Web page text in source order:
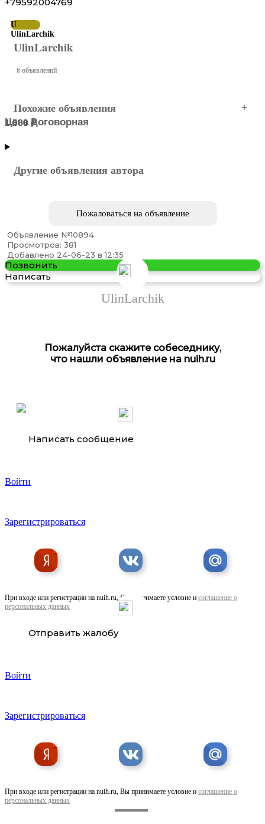
U
UlinLarchik
UlinLarchik
8 объявлений
Похожие объявления
Изделия ручной работы по индивидуальному ...
1 500 ₽
Цена договорная
1 500 ₽
Изделия ручной работы по индивидуальному ...
1 500 ₽
1 000 ₽
Другие объявления автора
Пожаловаться на объявление
Объявление №10894
Просмотров: 381
Добавлено 24-06-23 в 12:35
Позвонить
Написать
UlinLarchik
Пожалуйста скажите собеседнику,
что нашли объявление на nuih.ru
Написать сообщение
Войти
Зарегистрироваться
При входе или регистрации на nuih.ru, Вы принимаете условие и соглашение о
персональных данных
Отправить жалобу
Войти
Зарегистрироваться
При входе или регистрации на nuih.ru, Вы принимаете условие и соглашение о
персональных данных